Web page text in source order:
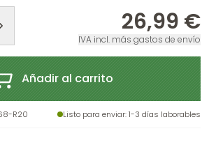
26,99 €
IVA incl. más gastos de envío
Añadir al carrito
R20 Listo para enviar: 1-3 días laborables